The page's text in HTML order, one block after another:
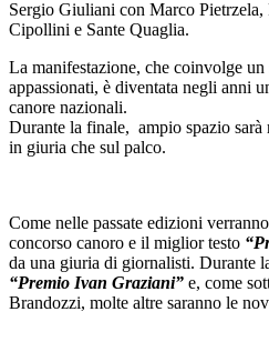
Sergio Giuliani con Marco
Cipollini e Sante Quaglia.
La manifestazione, che coinvolge un
appassionati, è diventata negli anni
canore nazionali.
Durante la finale, ampio spazio sarà
in giuria che sul palco.
Come nelle passate edizioni
concorso canoro e il miglior testo
da una giuria di giornalisti. Durante
“Premio Ivan Graziani” e, come
Brandozzi, molte altre saranno le